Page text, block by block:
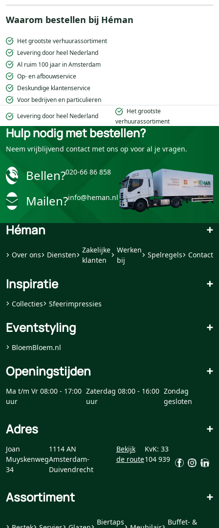
Waarom bestellen bij Héman
Het grootste verhuurassortiment
Levering door heel Nederland
Al ruim 100 jaar in Amsterdam
Op- en afbouwservice
Deskundige klantenservice
Voor bedrijven en particulieren
Levering door heel Nederland
Het grootste
verhuurassortiment
Hulp nodig met bestellen?
Neem vrijblijvend contact met ons op voor al je vragen.
Bellen?020-66 86 858
Mailen?info@heman.nl
Héman +
Over ons Diensten
Zakelijke
klanten
Werken
bij
Spelregels Contact
Inspiratie +
Collecties Sfeerimpressies
Eventstyling +
BloemBloem.nl
Openingstijden +
Ma t/m Vr 08:00 - 17:00
uur
Zaterdag 08:00 - 16:00
uur
Zondag
gesloten
Adres +
Joan
Muyskenweg
34
1114 AN
Amsterdam-
Duivendrecht
Bekijk
de route
KvK: 33
104 939
Assortiment +
Biertaps
Buffet- &